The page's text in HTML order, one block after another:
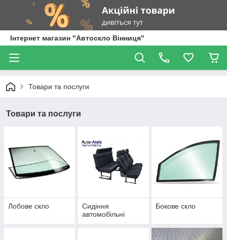
Інтернет магазин "Автоскло Вінниця"
Товари та послуги
Товари та послуги
Лобове скло
Сидіння
автомобільні
Бокове скло